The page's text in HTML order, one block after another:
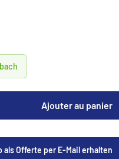
Ajouter au panier
als Offerte per E-Mail erhalten